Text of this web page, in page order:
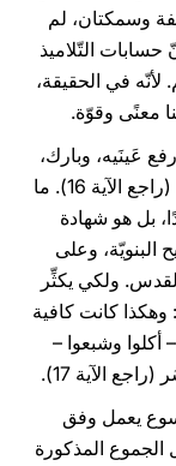
وسمكتان، لم
التّلاميذ
لأنّه في الحقيقة،
معنًى وقوّة.
عَينَيه، وبارك،
وكَسَرَ الخبز، وأعطاه جميع الحاضرين ليأكلوا (راجع الآية 16). ما
بل هو شهادة
وعلى
ولكي يكثِّر
كانت كافية
وشبعوا –
الآية 17).
يعمل وفق
الجموع المذكورة